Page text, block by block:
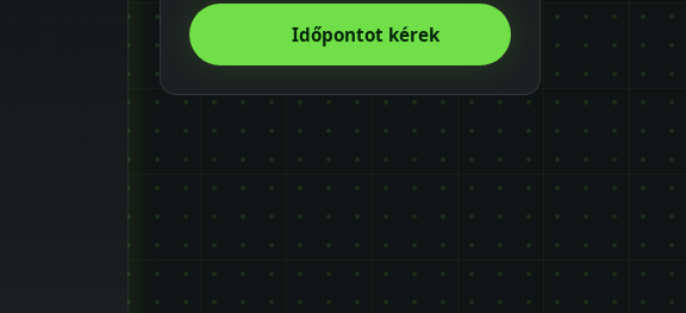
Időpontot kérek